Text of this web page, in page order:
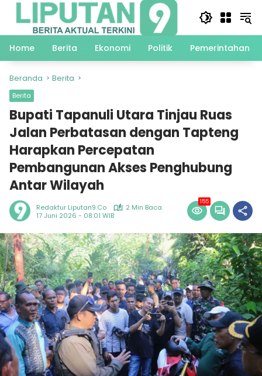
Langsung
Home
Berita Ekonomi Politik Pemerintahan
Beranda Berita
Berita
Bupati Tapanuli Utara Tinjau Ruas
Jalan Perbatasan dengan Tapteng
Harapkan Percepatan
Pembangunan Akses Penghubung
Antar Wilayah
Redaktur Liputan9.co
2 Min Baca
17 Juni 2026 - 08:01 WIB
155